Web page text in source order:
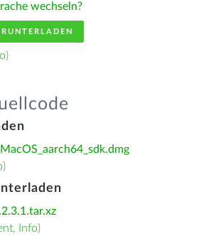
wechseln?
)
)
, Info)